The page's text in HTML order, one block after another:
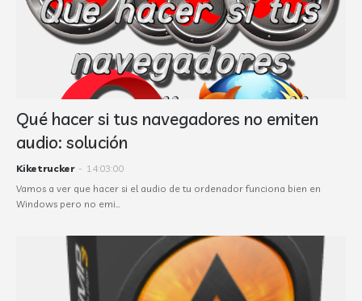
Qué hacer si tus navegadores no emiten
audio: solución
Kiketrucker - 14:03:00
Vamos a ver que hacer si el audio de tu ordenador funciona bien en
Windows pero no emi…